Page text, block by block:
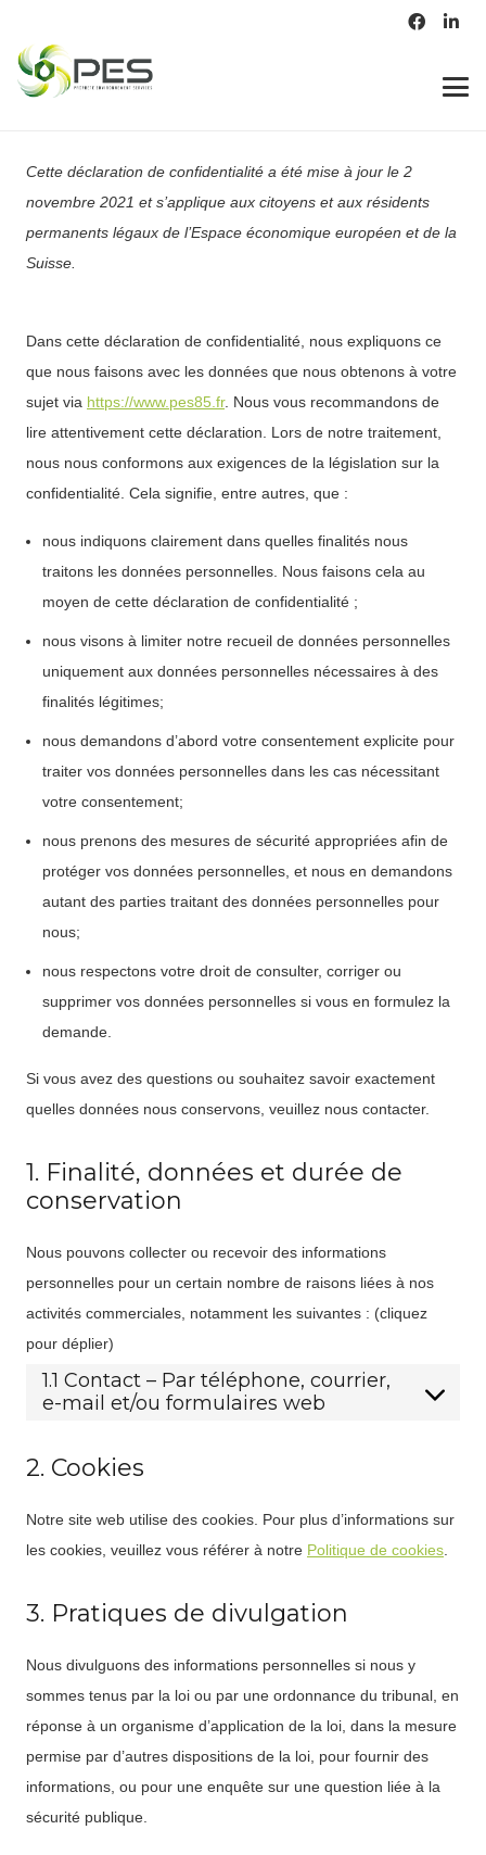
Cette déclaration de confidentialité a été mise à jour le 2
novembre 2021 et s’applique aux citoyens et aux résidents
permanents légaux de l’Espace économique européen et de la
Suisse.
Dans cette déclaration de confidentialité, nous expliquons ce
que nous faisons avec les données que nous obtenons à votre
sujet via https://www.pes85.fr. Nous vous recommandons de
lire attentivement cette déclaration. Lors de notre traitement,
nous nous conformons aux exigences de la législation sur la
confidentialité. Cela signifie, entre autres, que :
nous indiquons clairement dans quelles finalités nous
traitons les données personnelles. Nous faisons cela au
moyen de cette déclaration de confidentialité ;
nous visons à limiter notre recueil de données personnelles
uniquement aux données personnelles nécessaires à des
finalités légitimes;
nous demandons d’abord votre consentement explicite pour
traiter vos données personnelles dans les cas nécessitant
votre consentement;
nous prenons des mesures de sécurité appropriées afin de
protéger vos données personnelles, et nous en demandons
autant des parties traitant des données personnelles pour
nous;
nous respectons votre droit de consulter, corriger ou
supprimer vos données personnelles si vous en formulez la
demande.
Si vous avez des questions ou souhaitez savoir exactement
quelles données nous conservons, veuillez nous contacter.
1. Finalité, données et durée de
conservation
Nous pouvons collecter ou recevoir des informations
personnelles pour un certain nombre de raisons liées à nos
activités commerciales, notamment les suivantes : (cliquez
pour déplier)
1.1 Contact – Par téléphone, courrier,
e-mail et/ou formulaires web
2. Cookies
Notre site web utilise des cookies. Pour plus d’informations sur
les cookies, veuillez vous référer à notre Politique de cookies
3. Pratiques de divulgation
Nous divulguons des informations personnelles si nous y
sommes tenus par la loi ou par une ordonnance du tribunal, en
réponse à un organisme d’application de la loi, dans la mesure
permise par d’autres dispositions de la loi, pour fournir des
informations, ou pour une enquête sur une question liée à la
sécurité publique.